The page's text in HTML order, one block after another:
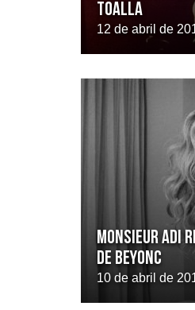
toalla
12 de abril de
Monsieur Adi
de Beyonc
10 de abril de